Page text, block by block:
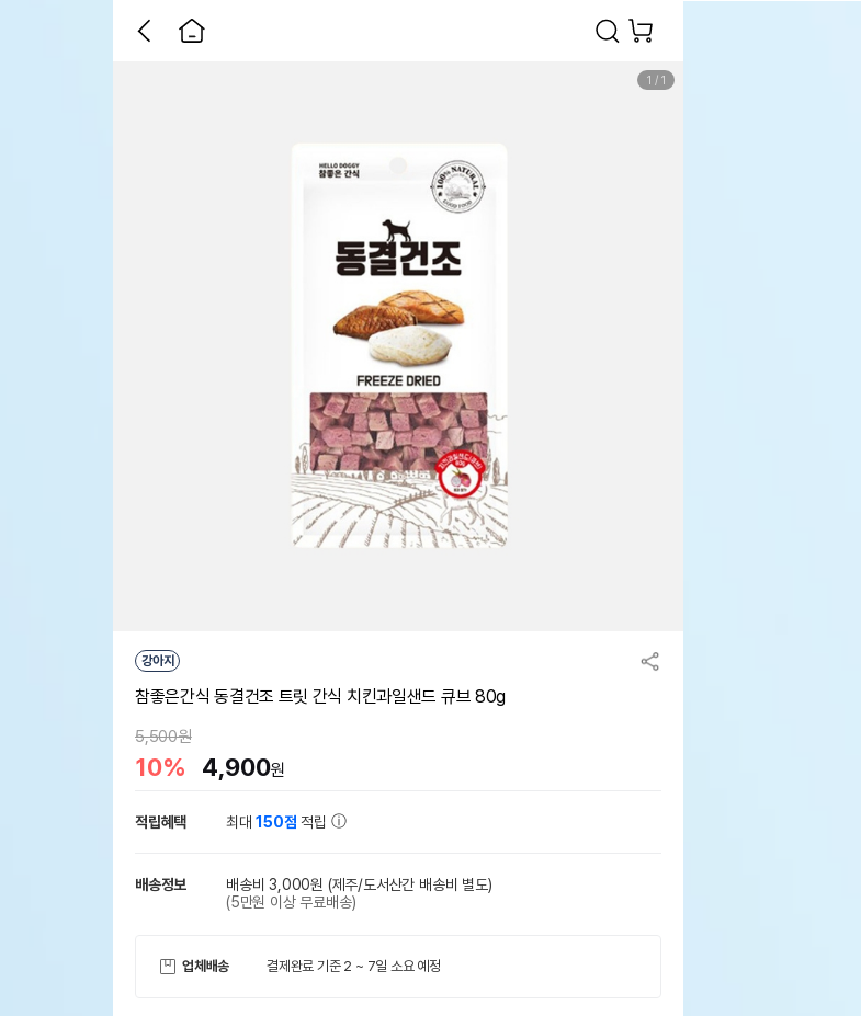
1 / 1
강아지
참좋은간식 동결건조 트릿 간식 치킨과일샌드 큐브 80g
5,500원
10% 4,900원
적립혜택 최대150점 적립
배송정보 배송비 3,000원 (제주/도서산간 배송비 별도)
(5만원 이상 무료배송)
업체배송 결제완료 기준 2 ~ 7일 소요 예정